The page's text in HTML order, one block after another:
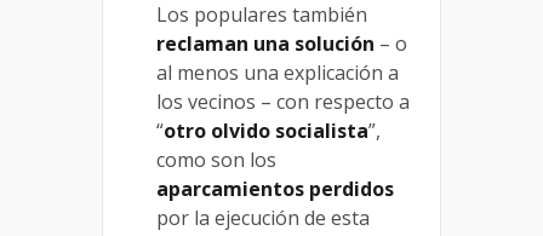
Los populares también
reclaman una solución – o
al menos una explicación a
los vecinos – con respecto a
“otro olvido socialista”,
como son los
aparcamientos perdidos
por la ejecución de esta